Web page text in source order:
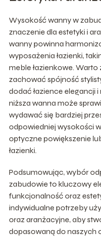
Wysokość wanny w
znaczenie dla estetyki i
wanny powinna
wyposażenia łazienki,
meble łazienkowe.
zachować spójność
dodać łazience elegancji
niższa wanna może
wydawać się bardziej
odpowiedniej wysokości
optyczne powiększenie
łazienki.
Podsumowując, wybór
zabudowie to kluczowy
funkcjonalność oraz
indywidualne potrzeby
oraz aranżacyjne, aby
dopasowaną do naszych